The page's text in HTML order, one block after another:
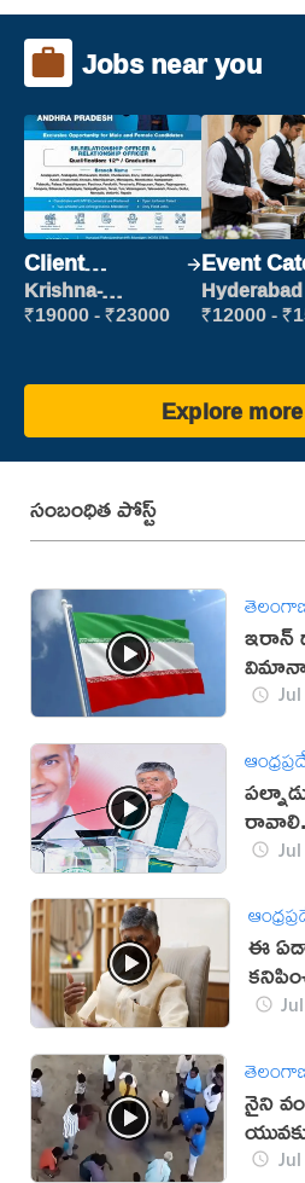
Jobs near you
Client
Relationship
Executive
Krishna-
vijayawada
₹19000 - ₹23000
Event
Staff
Hyderabad
₹12000 -
Explore
సంబంధిత పోస్ట్
ఇరాన్‌
Jul
Jul
ఈ
నైని
Jul